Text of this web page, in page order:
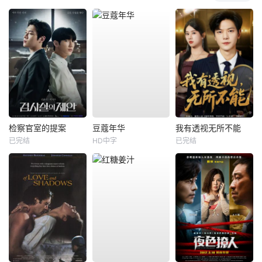
检察官室的提案
已完结
豆蔻年华
HD中字
我有透视无所不能
已完结